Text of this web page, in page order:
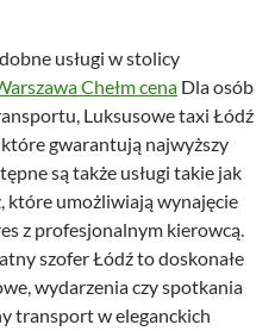
usługi w stolicy
Chełm cena Dla osób
Luksusowe taxi Łódź
gwarantują najwyższy
są także usługi takie jak
które umożliwiają wynajęcie
z profesjonalnym kierowcą.
szofer Łódź to doskonałe
wydarzenia czy spotkania
transport w eleganckich